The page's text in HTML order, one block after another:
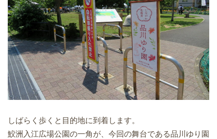
しばらく歩くと目的地に到着します。
鮫洲入江広場公園の一角が、今回の舞台である品川ゆり園